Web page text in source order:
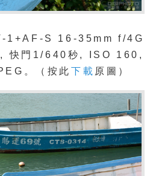
S 16-35mm f/4G
快門1/640秒, ISO 160,
。（按此下載 原圖）